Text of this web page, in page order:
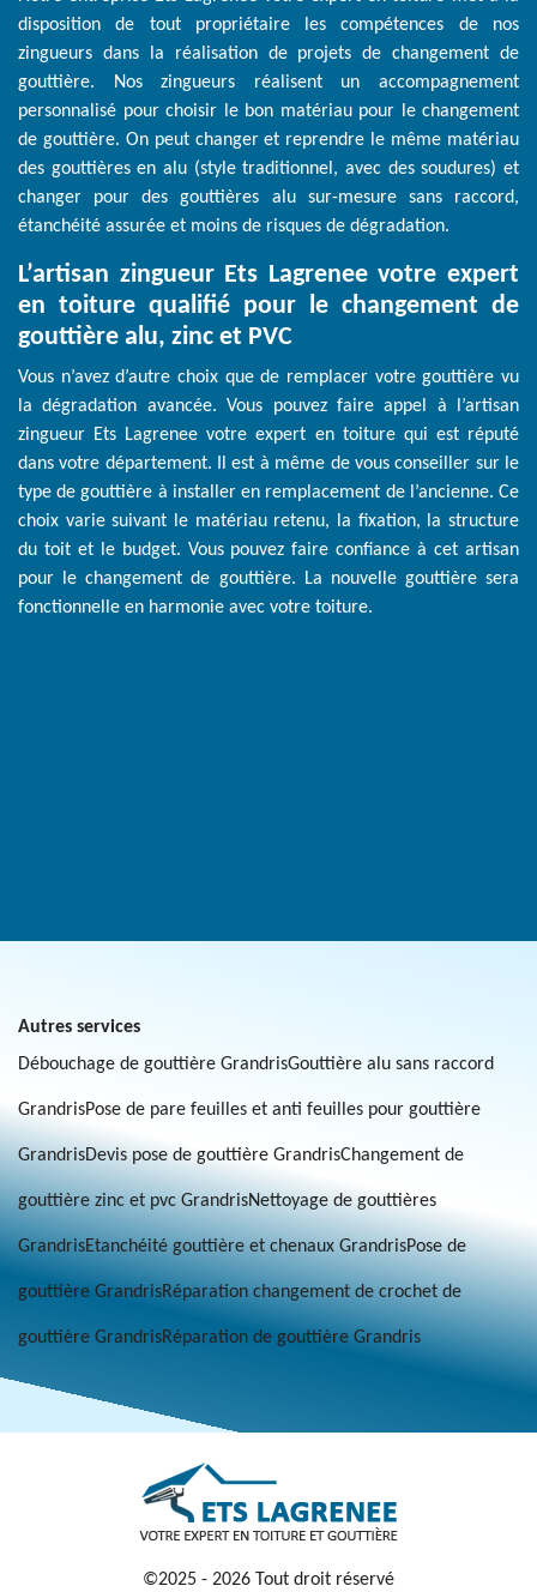
disposition de tout propriétaire les compétences de nos
zingueurs dans la réalisation de projets de changement de
gouttière. Nos zingueurs réalisent un accompagnement
personnalisé pour choisir le bon matériau pour le changement
de gouttière. On peut changer et reprendre le même matériau
des gouttières en alu (style traditionnel, avec des soudures) et
changer pour des gouttières alu sur-mesure sans raccord,
étanchéité assurée et moins de risques de dégradation.
L’artisan zingueur Ets Lagrenee votre expert
en toiture qualifié pour le changement de
gouttière alu, zinc et PVC
Vous n’avez d’autre choix que de remplacer votre gouttière vu
la dégradation avancée. Vous pouvez faire appel à l’artisan
zingueur Ets Lagrenee votre expert en toiture qui est réputé
dans votre département. Il est à même de vous conseiller sur le
type de gouttière à installer en remplacement de l’ancienne. Ce
choix varie suivant le matériau retenu, la fixation, la structure
du toit et le budget. Vous pouvez faire confiance à cet artisan
pour le changement de gouttière. La nouvelle gouttière sera
fonctionnelle en harmonie avec votre toiture.
Autres services
Débouchage de gouttière GrandrisGouttière alu sans raccord
GrandrisPose de pare feuilles et anti feuilles pour gouttière
GrandrisDevis pose de gouttière GrandrisChangement de
gouttière zinc et pvc GrandrisNettoyage de gouttières
GrandrisEtanchéité gouttière et chenaux GrandrisPose de
gouttière GrandrisRéparation changement de crochet de
gouttière GrandrisRéparation de gouttière Grandris
©2025 - 2026 Tout droit réservé